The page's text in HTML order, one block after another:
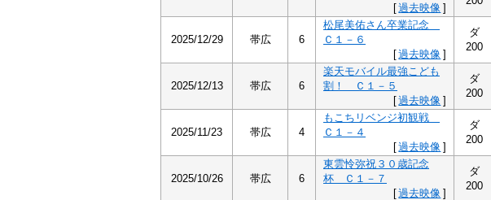
[過去映像 ]
2025/12/29 帯広 6
松尾美佑さん卒業記念
Ｃ１－６
[過去映像 ]
ダ
200
2025/12/13 帯広 6
楽天モバイル最強こども
割！ Ｃ１－５
[過去映像 ]
ダ
200
2025/11/23 帯広 4
もこちリベンジ初観戦
Ｃ１－４
[過去映像 ]
ダ
200
2025/10/26 帯広 6
東雲怜弥祝３０歳記念
杯 Ｃ１－７
[過去映像 ]
ダ
200